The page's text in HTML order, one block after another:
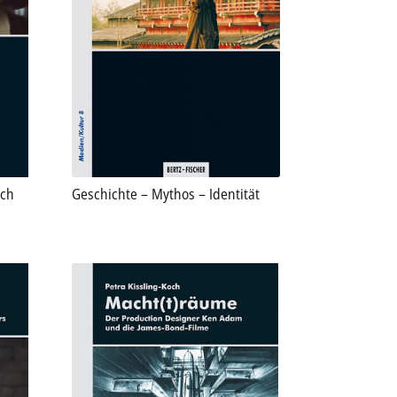
Geschichte – Mythos – Identität